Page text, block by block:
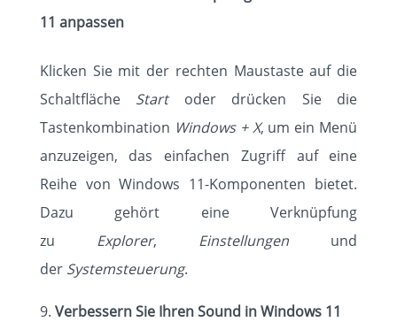
11 anpassen
Klicken Sie mit der rechten Maustaste auf die
Schaltfläche
Start
oder drücken Sie die
Tastenkombination Windows + X, um ein Menü
anzuzeigen, das einfachen Zugriff auf eine
Reihe von Windows 11-Komponenten bietet.
Dazu gehört eine Verknüpfung
zu
Explorer, Einstellungen
und
der Systemsteuerung.
Verbessern Sie Ihren Sound in Windows 11